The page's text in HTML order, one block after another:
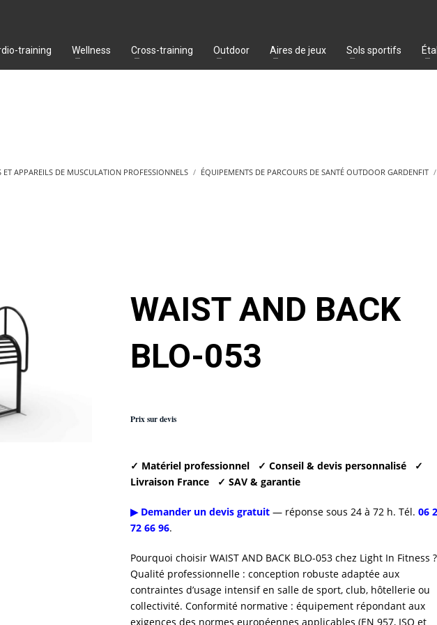
training Wellness Cross-training Outdoor Aires de jeux Sols sportifs
APPAREILS DE MUSCULATION PROFESSIONNELS
ÉQUIPEMENTS DE PARCOURS DE SANTÉ OUTDOOR GARDENFIT
WAIST AND BACK
BLO-053
Prix sur devis
✓ Matériel professionnel ✓ Conseil & devis personnalisé
✓
Livraison France
✓ SAV & garantie
▶ Demander un devis gratuit— réponse sous 24 à 72 h. Tél. 06
72 66 96.
Pourquoi choisir WAIST AND BACK BLO-053 chez Light In Fitness ?
Qualité professionnelle : conception robuste adaptée aux
contraintes d’usage intensif en salle de sport, club, hôtellerie ou
collectivité. Conformité normative : équipement répondant aux
exigences des normes européennes applicables (EN 957, ISO et